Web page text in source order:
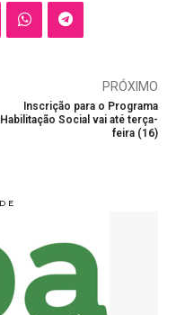
PRÓXIMO
Inscrição para o Programa
Habilitação Social vai até terça-
feira (16)